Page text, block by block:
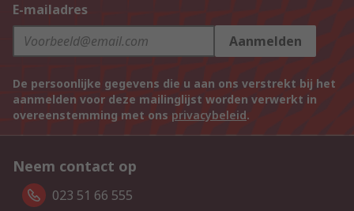
E-mailadres
Aanmelden
De persoonlijke gegevens die u aan ons verstrekt bij het
aanmelden voor deze mailinglijst worden verwerkt in
overeenstemming met ons privacybeleid.
Neem contact op
023 51 66 555